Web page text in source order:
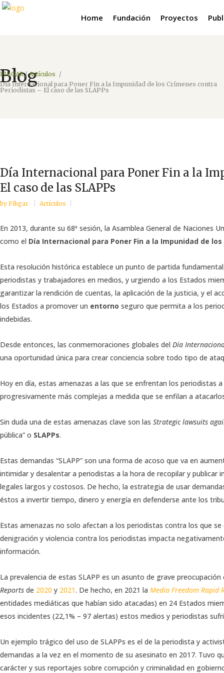
Home Fundación Proyectos
Blog
FIBGAR/Artículos /
Día Internacional para Poner Fin a la Impunidad de los Crímenes contra
Periodistas – El caso de las SLAPPs
Día Internacional para Poner Fin a la
El caso de las SLAPPs
by Fibgar Artículos
En 2013, durante su 68ª sesión, la Asamblea General de Naciones
como el Día Internacional para Poner Fin a la Impunidad de
Esta resolución histórica establece un punto de partida
periodistas y trabajadores en medios, y urgiendo a los Estados
garantizar la rendición de cuentas, la aplicación de la justicia, y el
los Estados a promover un entorno seguro que permita a los
indebidas.
Desde entonces, las conmemoraciones globales del Día
una oportunidad única para crear conciencia sobre todo tipo de
Hoy en día, estas amenazas a las que se enfrentan los
progresivamente más complejas a medida que se enfilan a
Sin duda una de estas amenazas clave son las Strategic lawsuits
pública” o SLAPPs.
Estas demandas “SLAPP” son una forma de acoso que va en
intimidar y desalentar a periodistas a la hora de recopilar y
legales largos y costosos. De hecho, la estrategia de usar
éstos a invertir tiempo, dinero y energía en defenderse ante los
Estas amenazas no solo afectan a los periodistas contra los que
denigración y violencia contra los periodistas impacta
información.
La prevalencia de estas SLAPP es un asunto de grave
Reports de 2020 y 2021. De hecho, en 2021 la Media Freedom Rapid
entidades mediáticas que habían sido atacadas) en 24 Estados
esos incidentes (22,1% – 97 alertas) estos medios y periodistas
Un ejemplo trágico del uso de SLAPPs es el de la periodista y
demandas a la vez en el momento de su asesinato en 2017. Tuvo
carácter y sus reportajes sobre corrupción y criminalidad en